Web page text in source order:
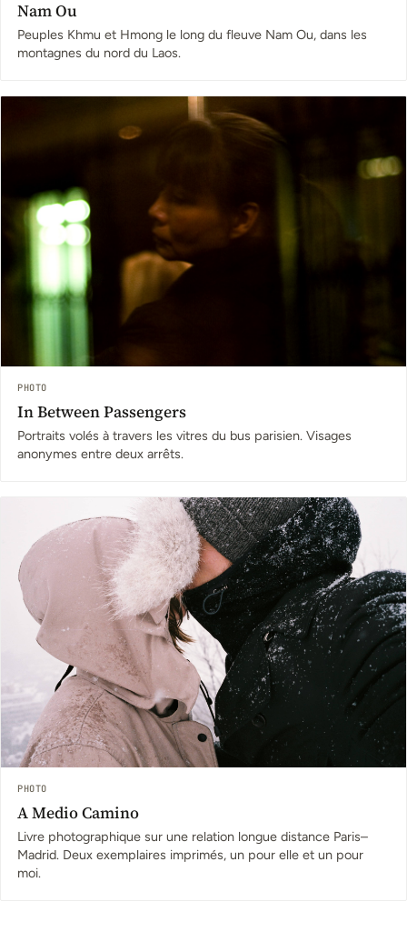
Nam Ou
Peuples Khmu et Hmong le long du fleuve Nam Ou, dans les
montagnes du nord du Laos.
PHOTO
In Between Passengers
Portraits volés à travers les vitres du bus parisien. Visages
anonymes entre deux arrêts.
PHOTO
A Medio Camino
Livre photographique sur une relation longue distance Paris–
Madrid. Deux exemplaires imprimés, un pour elle et un pour
moi.